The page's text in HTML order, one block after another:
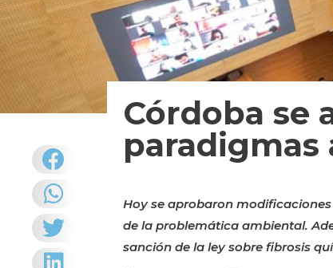
Córdoba se
paradigmas
Hoy se aprobaron
de la problemática ambiental.
sanción de la ley sobre fibrosis